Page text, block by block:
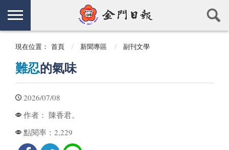
現在位置： 首頁 新聞專區 副刊文學
難忍的氣味
2026/07/08
作者： 陳香君。
點閱率： 2,229